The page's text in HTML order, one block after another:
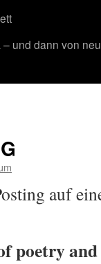
und dann von
auf
poetry and